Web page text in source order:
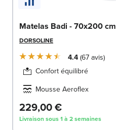
Matelas Badi - 70x200 cm
DORSOLINE
4.4 67 avis
Confort équilibré
Mousse Aeroflex
229,00 €
Livraison sous 1 à 2 semaines